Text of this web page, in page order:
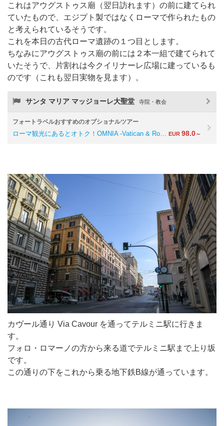
これはアウグストゥス廟（翌日訪れます）の前に建てられ
ていたもので、エジプト製ではなくローマで作られたもの
と考えられているそうです。
これを本日の古代ローマ遺跡の１つ目とします。
ちなみにアウグストゥス廟の前には２本一組で建てられて
いたそうで、片割れは今クイリナーレ広場に建っているも
のです（これも翌日実物を見ます）。
サンタ マリア マッジョーレ大聖堂 寺院・教会
フォートラベルおすすめのオプショナルツアー
ローマ観光にあるとオトク！OMNIA -Vatican & Ro… EUR 98.0～
カヴール通り Via Cavour を通ってテルミニ駅に行きま
す。
フォロ・ロマーノの方から来る道でテルミニ駅まで上り坂
です。
この通りの下をこれから乗る地下鉄B線が通っています。